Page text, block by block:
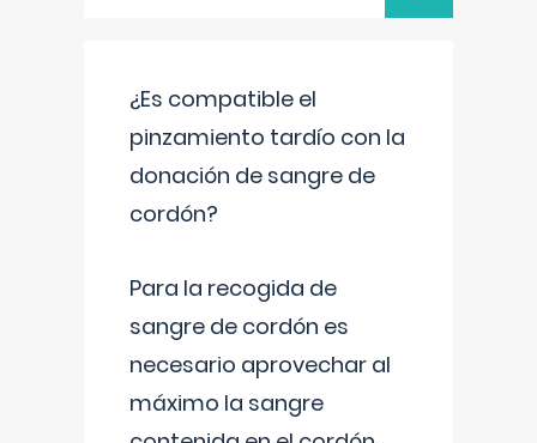
¿Es compatible el
pinzamiento tardío con la
donación de sangre de
cordón?
Para la recogida de
sangre de cordón es
necesario aprovechar al
máximo la sangre